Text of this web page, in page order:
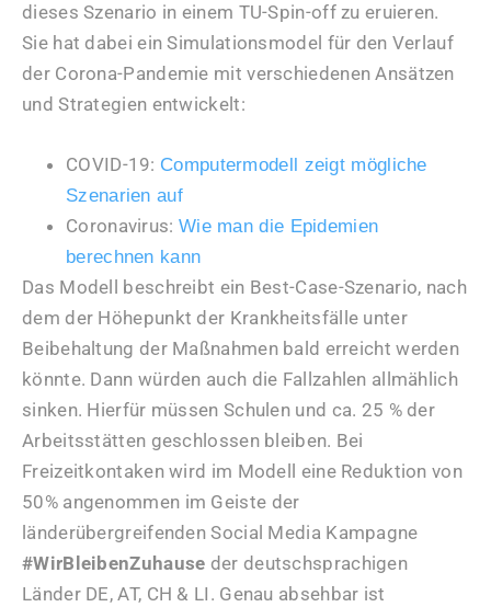
dieses Szenario in einem TU-Spin-off zu eruieren.
Sie hat dabei ein Simulationsmodel für den Verlauf
der Corona-Pandemie mit verschiedenen Ansätzen
und Strategien entwickelt:
COVID-19: Computermodell zeigt mögliche
Szenarien auf
Coronavirus: Wie man die Epidemien
berechnen kann
Das Modell beschreibt ein Best-Case-Szenario, nach
dem der Höhepunkt der Krankheitsfälle unter
Beibehaltung der Maßnahmen bald erreicht werden
könnte. Dann würden auch die Fallzahlen allmählich
sinken. Hierfür müssen Schulen und ca. 25 % der
Arbeitsstätten geschlossen bleiben. Bei
Freizeitkontaken wird im Modell eine Reduktion von
50% angenommen im Geiste der
länderübergreifenden Social Media Kampagne
#WirBleibenZuhause der deutschsprachigen
Länder DE, AT, CH & LI. Genau absehbar ist